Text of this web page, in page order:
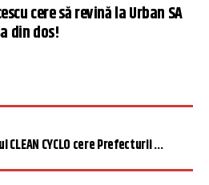
cere să revină la Urban SA
din dos!
CLEAN CYCLO cere Prefecturii ...